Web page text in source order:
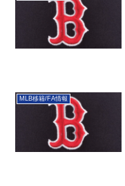
MLB移籍/FA情報